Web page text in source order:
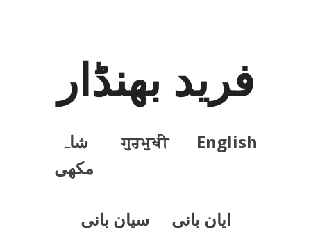
فرید بھنڈار
English
ਗੁਰਮੁਖੀ
شاہ
مکھی
ايان بانی سيان بانی